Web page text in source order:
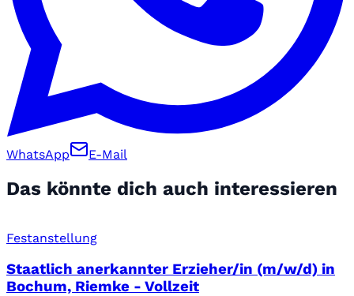
WhatsApp E-Mail
Das könnte dich auch interessieren
Festanstellung
Staatlich anerkannter Erzieher/in (m/w/d) in
Bochum, Riemke - Vollzeit